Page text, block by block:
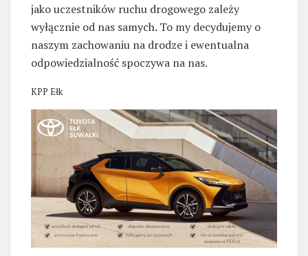
jako uczestników ruchu drogowego zależy
wyłącznie od nas samych. To my decydujemy o
naszym zachowaniu na drodze i ewentualna
odpowiedzialność spoczywa na nas.
KPP Ełk